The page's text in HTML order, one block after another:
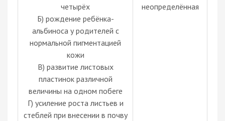
четырёх
Б) рождение ребёнка-
альбиноса у родителей с
нормальной пигментацией
кожи
В) развитие листовых
пластинок различной
величины на одном побеге
Г) усиление роста листьев и
стеблей при внесении в почву
неопределённая